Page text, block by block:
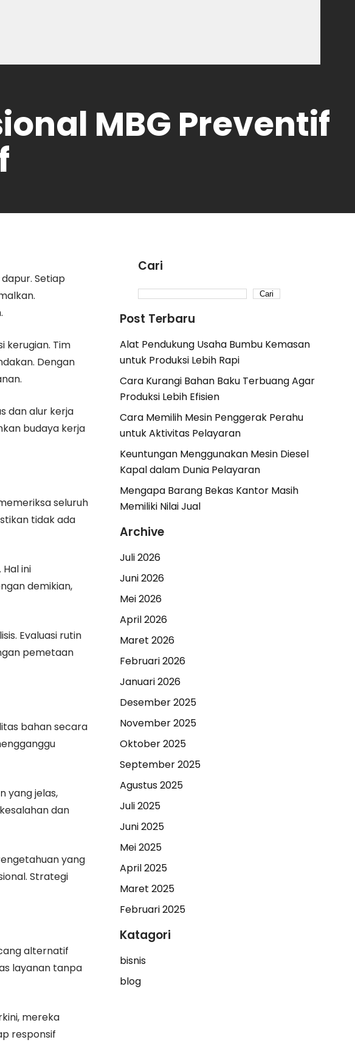
MBG Preventif
Setiap
kerugian. Tim
Dengan
dan alur kerja
budaya kerja
seluruh
tidak ada
ini
demikian,
Evaluasi rutin
pemetaan
bahan secara
yang jelas,
dan
yang
Strategi
alternatif
layanan tanpa
mereka
responsif
Cari
Cari
Post Terbaru
Alat Pendukung Usaha Bumbu Kemasan
untuk Produksi Lebih Rapi
Cara Kurangi Bahan Baku Terbuang Agar
Produksi Lebih Efisien
Cara Memilih Mesin Penggerak Perahu
untuk Aktivitas Pelayaran
Keuntungan Menggunakan Mesin Diesel
Kapal dalam Dunia Pelayaran
Mengapa Barang Bekas Kantor Masih
Memiliki Nilai Jual
Archive
Juli 2026
Juni 2026
Mei 2026
April 2026
Maret 2026
Februari 2026
Januari 2026
Desember 2025
November 2025
Oktober 2025
September 2025
Agustus 2025
Juli 2025
Juni 2025
Mei 2025
April 2025
Maret 2025
Februari 2025
Katagori
bisnis
blog